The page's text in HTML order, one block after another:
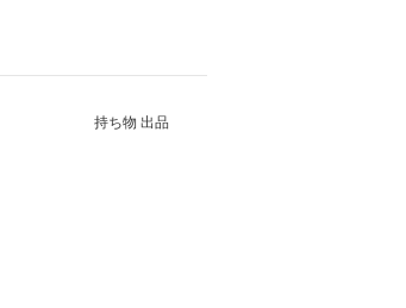
持ち物 出品